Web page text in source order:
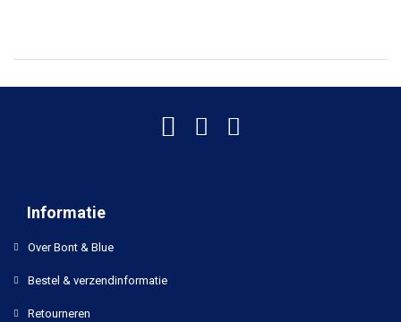
Informatie
Over Bont & Blue
Bestel & verzendinformatie
Retourneren